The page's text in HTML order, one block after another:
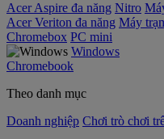
Acer Aspire đa năng Nitro
Acer Veriton đa năng Máy
Chromebox PC mini
Windows
Chromebook
Theo danh mục
Doanh nghiệp Chơi trò chơi